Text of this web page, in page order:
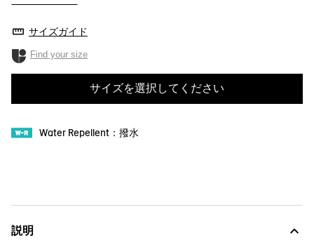
サイズガイド
Find your size
サイズを選択してください
Water Repellent：撥水
説明